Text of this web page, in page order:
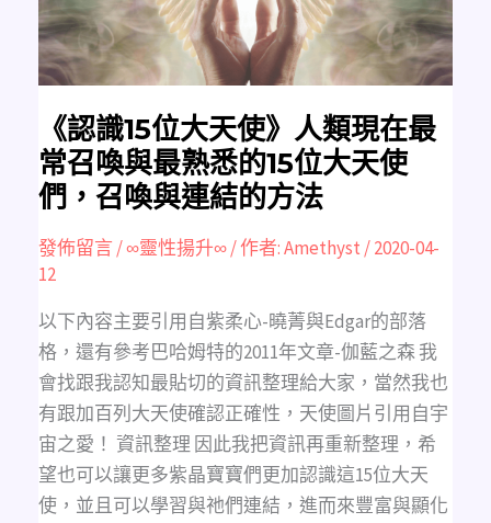
《認識15位大天使》人類現在最
常召喚與最熟悉的15位大天使
們，召喚與連結的方法
發佈留言/∞靈性揚升∞/ 作者:Amethyst/2020-04-
12
以下內容主要引用自紫柔心-曉菁與Edgar的部落
格，還有參考巴哈姆特的2011年文章-伽藍之森 我
會找跟我認知最貼切的資訊整理給大家，當然我也
有跟加百列大天使確認正確性，天使圖片引用自宇
宙之愛！ 資訊整理 因此我把資訊再重新整理，希
望也可以讓更多紫晶寶寶們更加認識這15位大天
使，並且可以學習與祂們連結，進而來豐富與顯化
在
最
常
召
喚
與
熟
悉
的
15
位
大
天
們，
召
結
的
方